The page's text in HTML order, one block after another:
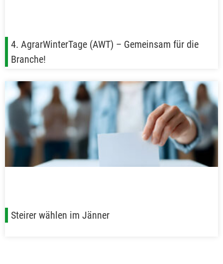
4. AgrarWinterTage (AWT) – Gemeinsam für die
Branche!
Steirer wählen im Jänner